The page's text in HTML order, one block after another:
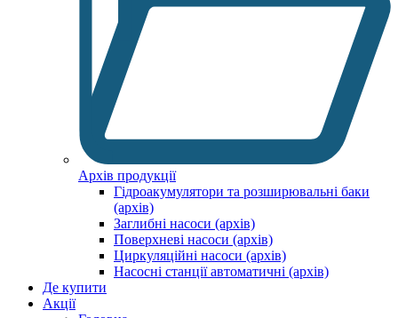
Архів продукції
Гідроакумулятори та розширювальні баки
(архів)
Заглибні насоси (архів)
Поверхневі насоси (архів)
Циркуляційні насоси (архів)
Насосні станції автоматичні (архів)
Де купити
Акції